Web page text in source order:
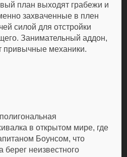
план выходят грабежи и
захваченные в плен
силой для отстройки
Занимательный аддон,
привычные механики.
в открытом мире, где
Боунсом, что
неизвестного